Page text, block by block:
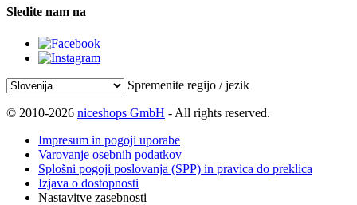
Sledite nam na
Spremenite regijo / jezik
© 2010-2026 niceshops GmbH - All rights reserved.
Impresum in pogoji uporabe
Varovanje osebnih podatkov
Splošni pogoji poslovanja (SPP) in pravica do preklica
Izjava o dostopnosti
Nastavitve zasebnosti